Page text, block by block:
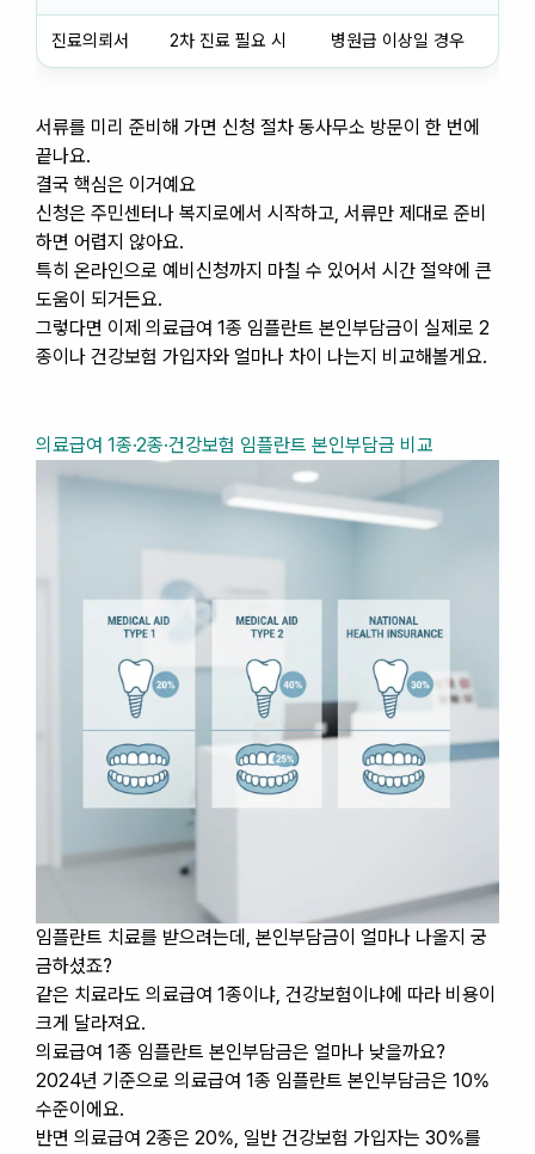
진료의뢰서 2차 진료 필요 시 병원급 이상일 경우
서류를 미리 준비해 가면 신청 절차 동사무소 방문이 한 번에
끝나요.
결국 핵심은 이거예요
신청은 주민센터나 복지로에서 시작하고, 서류만 제대로 준비
하면 어렵지 않아요.
특히 온라인으로 예비신청까지 마칠 수 있어서 시간 절약에 큰
도움이 되거든요.
그렇다면 이제 의료급여 1종 임플란트 본인부담금이 실제로 2
종이나 건강보험 가입자와 얼마나 차이 나는지 비교해볼게요.
의료급여 1종·2종·건강보험 임플란트 본인부담금 비교
임플란트 치료를 받으려는데, 본인부담금이 얼마나 나올지 궁
금하셨죠?
같은 치료라도 의료급여 1종이냐, 건강보험이냐에 따라 비용이
크게 달라져요.
의료급여 1종 임플란트 본인부담금은 얼마나 낮을까요?
2024년 기준으로 의료급여 1종 임플란트 본인부담금은 10%
수준이에요.
반면 의료급여 2종은 20%, 일반 건강보험 가입자는 30%를